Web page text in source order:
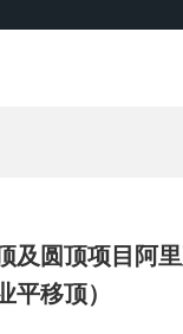
及圆顶项目阿
平移顶）